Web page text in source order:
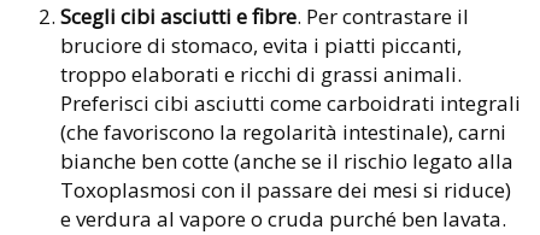
Scegli cibi asciutti e fibre. Per contrastare il
bruciore di stomaco, evita i piatti piccanti,
troppo elaborati e ricchi di grassi animali.
Preferisci cibi asciutti come carboidrati integrali
(che favoriscono la regolarità intestinale), carni
bianche ben cotte (anche se il rischio legato alla
Toxoplasmosi con il passare dei mesi si riduce)
e verdura al vapore o cruda purché ben lavata.